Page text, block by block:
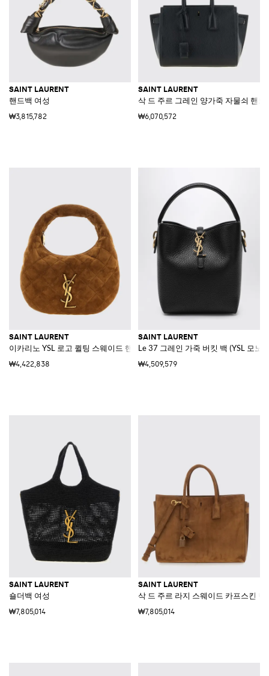
SAINT LAURENT
핸드백 여성
₩3,815,782
SAINT LAURENT
삭 드 주르 그레인 양가죽 자물쇠 핸드
₩6,070,572
SAINT LAURENT
이카리노 YSL 로고 퀼팅 스웨이드 핸드백
₩4,422,838
SAINT LAURENT
Le 37 그레인 가죽 버킷 백 (YSL 모노
₩4,509,579
SAINT LAURENT
숄더백 여성
₩7,805,014
SAINT LAURENT
삭 드 주르 라지 스웨이드 카프스킨 핸
₩7,805,014